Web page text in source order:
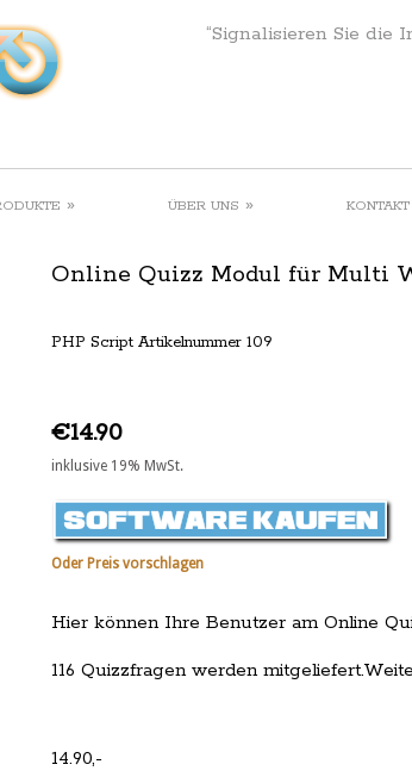
“Signalisieren Sie die
» ÜBER UNS » KONTAKT
Online Quizz Modul für Multi
PHP Script Artikelnummer 109
€14.90
inklusive 19% MwSt.
Oder Preis vorschlagen
Hier können Ihre Benutzer am Online
116 Quizzfragen werden
14.90,-